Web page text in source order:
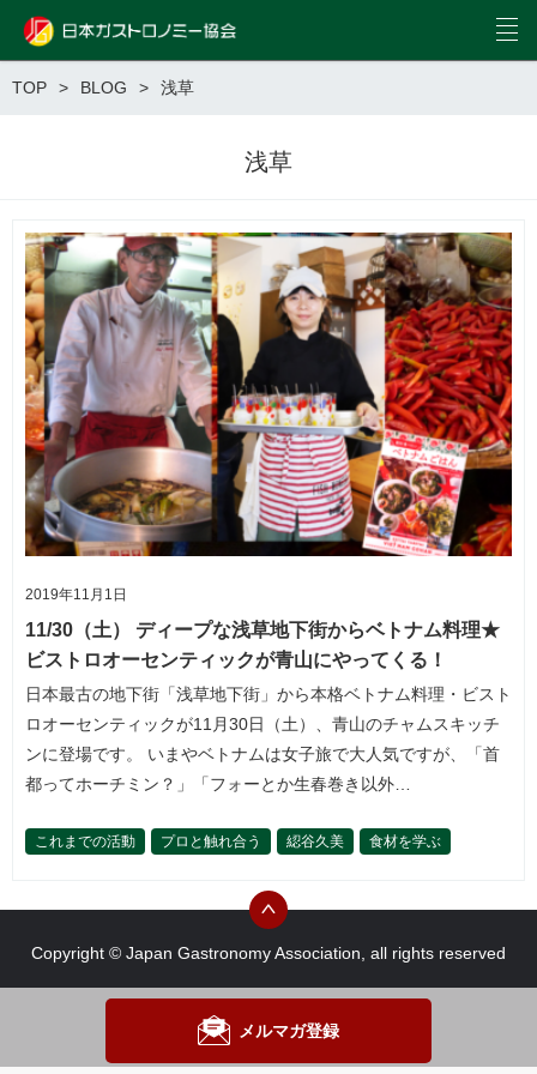
TOP BLOG 浅草
浅草
2019年11月1日
11/30（土） ディープな浅草地下街からベトナム料理★
ビストロオーセンティックが青山にやってくる！
日本最古の地下街「浅草地下街」から本格ベトナム料理・ビスト
ロオーセンティックが11月30日（土）、青山のチャムスキッチ
ンに登場です。 いまやベトナムは女子旅で大人気ですが、「首
都ってホーチミン？」「フォーとか生春巻き以外…
これまでの活動 プロと触れ合う 綛谷久美 食材を学ぶ
メルマガ登録
Copyright © Japan Gastronomy Association, all rights reserved